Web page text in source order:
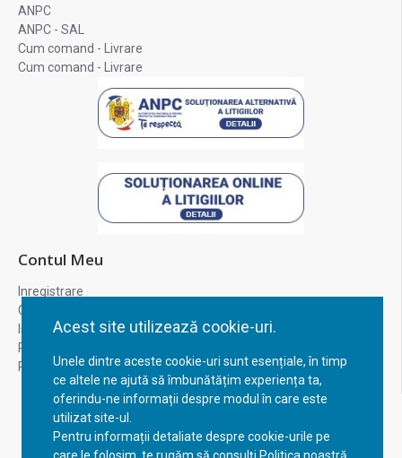
Acest site utilizează cookie-uri.
Unele dintre aceste cookie-uri sunt esențiale, în timp
ce altele ne ajută să îmbunătățim experiența ta,
oferindu-ne informații despre modul în care este
utilizat site-ul.
Pentru informații detaliate despre cookie-urile pe
ANPC
ANPC - SAL
Cum comand - Livrare
Cum comand - Livrare
Contul Meu
Inregistrare
Contul meu
Istoric comenzi
Recuperare parola
Returnare produs